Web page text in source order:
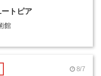
トピア
館
8/7